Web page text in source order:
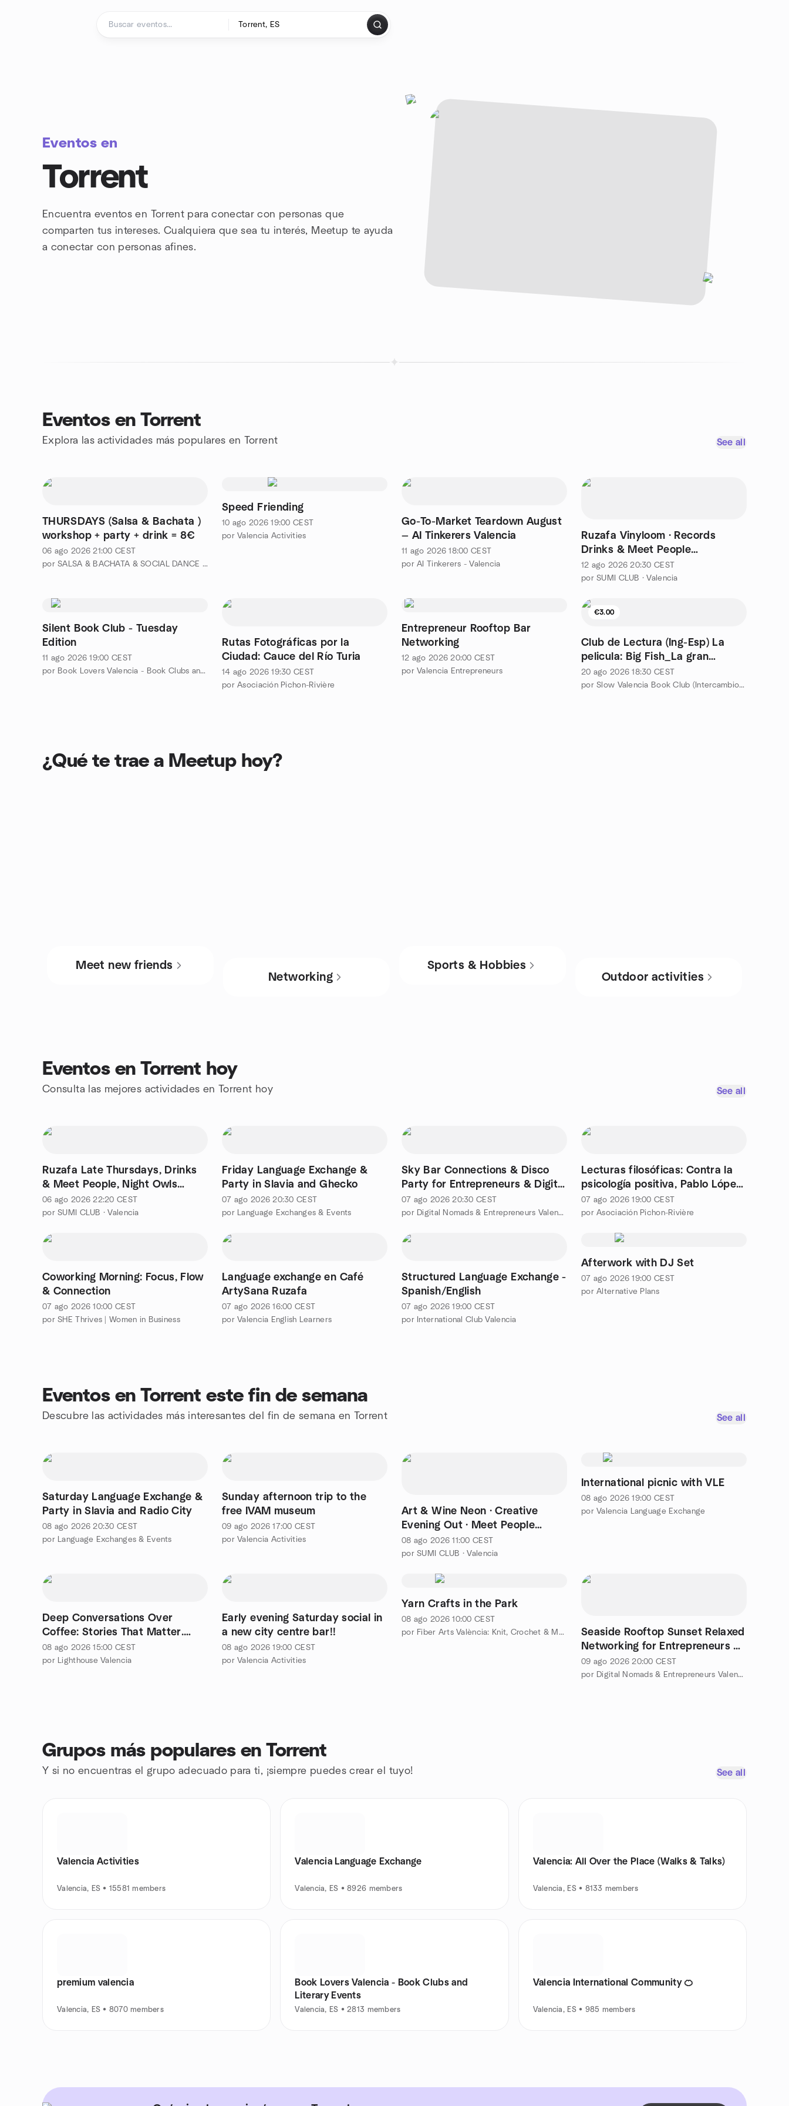
Eventos en
Torrent
Encuentra eventos en Torrent para conectar con personas que
comparten tus intereses. Cualquiera que sea tu interés, Meetup te ayuda
a conectar con personas afines.
Eventos en Torrent
Explora las actividades más populares en Torrent See all
THURSDAYS (Salsa & Bachata )
workshop + party + drink = 8€
06 ago 2026 21:00 CEST
por SALSA & BACHATA & SOCIAL DANCE VALENCIA
Speed Friending
10 ago 2026 19:00 CEST
por Valencia Activities
Go-To-Market Teardown August
— AI Tinkerers Valencia
11 ago 2026 18:00 CEST
por AI Tinkerers - Valencia
Ruzafa Vinyloom · Records
Drinks & Meet People
Underground Listening Night
@Loom
12 ago 2026 20:30 CEST
por SUMI CLUB · Valencia
Silent Book Club - Tuesday
Edition
11 ago 2026 19:00 CEST
por Book Lovers Valencia - Book Clubs and Literary Events
Rutas Fotográficas por la
Ciudad: Cauce del Río Turia
14 ago 2026 19:30 CEST
por Asociación Pichon-Rivière
Entrepreneur Rooftop Bar
Networking
12 ago 2026 20:00 CEST
por Valencia Entrepreneurs
€3.00
Club de Lectura (Ing-Esp) La
pelicula: Big Fish_La gran
pez_48
20 ago 2026 18:30 CEST
por Slow Valencia Book Club (Intercambio de español y inglés)
¿Qué te trae a Meetup hoy?
Meet new friends
Networking
Sports & Hobbies
Outdoor activities
Eventos en Torrent hoy
Consulta las mejores actividades en Torrent hoy See all
Ruzafa Late Thursdays, Drinks
& Meet People, Night Owls
Happy Hour @Loom
06 ago 2026 22:20 CEST
por SUMI CLUB · Valencia
Friday Language Exchange &
Party in Slavia and Ghecko
07 ago 2026 20:30 CEST
por Language Exchanges & Events
Sky Bar Connections & Disco
Party for Entrepreneurs & Digital
Nomads
07 ago 2026 20:30 CEST
por Digital Nomads & Entrepreneurs Valencia
Lecturas filosóficas: Contra la
psicología positiva, Pablo López
Ríos
07 ago 2026 19:00 CEST
por Asociación Pichon-Rivière
Coworking Morning: Focus, Flow
& Connection
07 ago 2026 10:00 CEST
por SHE Thrives | Women in Business
Language exchange en Café
ArtySana Ruzafa
07 ago 2026 16:00 CEST
por Valencia English Learners
Structured Language Exchange -
Spanish/English
07 ago 2026 19:00 CEST
por International Club Valencia
Afterwork with DJ Set
07 ago 2026 19:00 CEST
por Alternative Plans
Eventos en Torrent este fin de semana
Descubre las actividades más interesantes del fin de semana en Torrent See all
Saturday Language Exchange &
Party in Slavia and Radio City
08 ago 2026 20:30 CEST
por Language Exchanges & Events
Sunday afternoon trip to the
free IVAM museum
09 ago 2026 17:00 CEST
por Valencia Activities
Art & Wine Neon · Creative
Evening Out · Meet People
Valencia @Espacio Utopia
08 ago 2026 11:00 CEST
por SUMI CLUB · Valencia
International picnic with VLE
08 ago 2026 19:00 CEST
por Valencia Language Exchange
Deep Conversations Over
Coffee: Stories That Matter.
Butter Eatery House
08 ago 2026 15:00 CEST
por Lighthouse Valencia
Early evening Saturday social in
a new city centre bar!!
08 ago 2026 19:00 CEST
por Valencia Activities
Yarn Crafts in the Park
08 ago 2026 10:00 CEST
por Fiber Arts València: Knit, Crochet & More
Seaside Rooftop Sunset Relaxed
Networking for Entrepreneurs &
Digital Nomads
09 ago 2026 20:00 CEST
por Digital Nomads & Entrepreneurs Valencia
Grupos más populares en Torrent
Y si no encuentras el grupo adecuado para ti, ¡siempre puedes crear el tuyo! See all
Valencia Activities
Valencia, ES • 15581 members
Valencia Language Exchange
Valencia, ES • 8926 members
Valencia: All Over the Place (Walks & Talks)
Valencia, ES • 8133 members
premium valencia
Valencia, ES • 8070 members
Book Lovers Valencia - Book Clubs and
Literary Events
Valencia, ES • 2813 members
Valencia International Community 🍊
Valencia, ES • 985 members